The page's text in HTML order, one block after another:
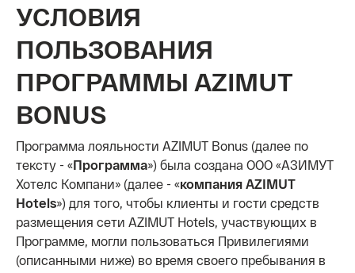
УСЛОВИЯ
ПОЛЬЗОВАНИЯ
ПРОГРАММЫ AZIMUT
BONUS
Программа лояльности AZIMUT Bonus (далее по
тексту - «Программа») была создана ООО «АЗИМУТ
Хотелс Компани» (далее - «компания AZIMUT
Hotels») для того, чтобы клиенты и гости средств
размещения сети AZIMUT Hotels, участвующих в
Программе, могли пользоваться Привилегиями
(описанными ниже) во время своего пребывания в